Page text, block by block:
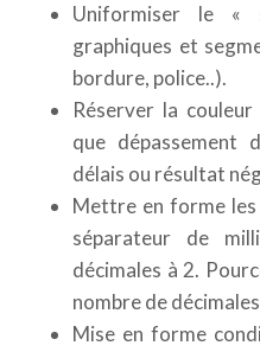
Uniformiser le «
graphiques et
bordure, police..).
Réserver la
que dépassement
délais ou résultat
Mettre en forme
séparateur de
décimales à 2.
nombre de
Mise en forme